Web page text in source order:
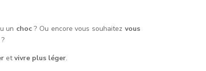
un choc? Ou encore vous souhaitez vous
?
etvivre plus léger.